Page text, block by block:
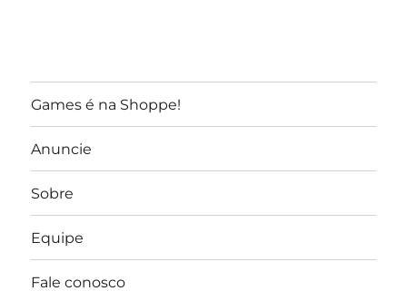
Games é na Shoppe!
Anuncie
Sobre
Equipe
Fale conosco